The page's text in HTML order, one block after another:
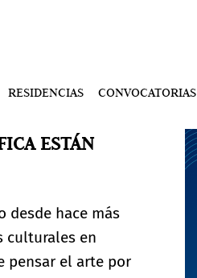
RESIDENCIAS CONVOCATORIAS
ESTÁN
desde hace más
culturales en
pensar el arte por